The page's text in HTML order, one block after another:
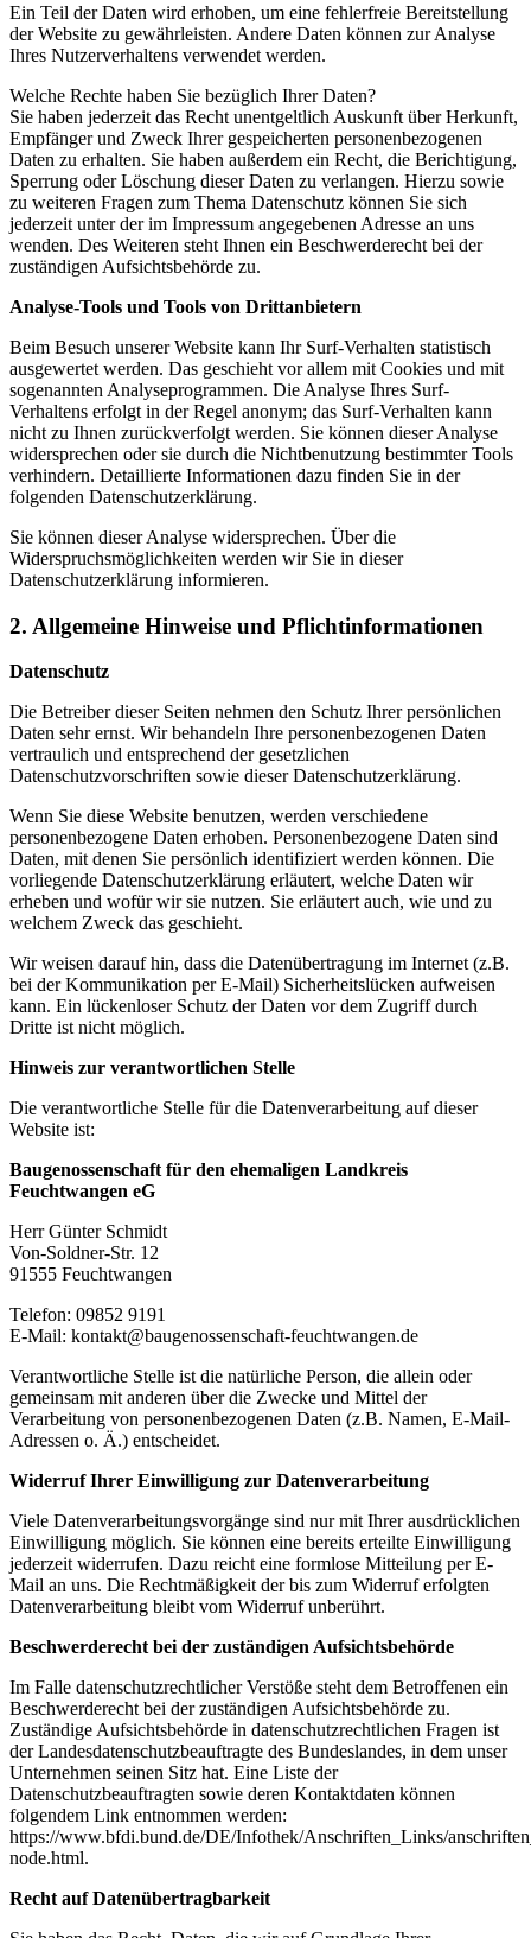
Ein Teil der Daten wird erhoben, um eine fehlerfreie Bereitstellung
der Website zu gewährleisten. Andere Daten können zur Analyse
Ihres Nutzerverhaltens verwendet werden.
Welche Rechte haben Sie bezüglich Ihrer Daten?
Sie haben jederzeit das Recht unentgeltlich Auskunft über Herkunft,
Empfänger und Zweck Ihrer gespeicherten personenbezogenen
Daten zu erhalten. Sie haben außerdem ein Recht, die Berichtigung,
Sperrung oder Löschung dieser Daten zu verlangen. Hierzu sowie
zu weiteren Fragen zum Thema Datenschutz können Sie sich
jederzeit unter der im Impressum angegebenen Adresse an uns
wenden. Des Weiteren steht Ihnen ein Beschwerderecht bei der
zuständigen Aufsichtsbehörde zu.
Analyse-Tools und Tools von Drittanbietern
Beim Besuch unserer Website kann Ihr Surf-Verhalten statistisch
ausgewertet werden. Das geschieht vor allem mit Cookies und mit
sogenannten Analyseprogrammen. Die Analyse Ihres Surf-
Verhaltens erfolgt in der Regel anonym; das Surf-Verhalten kann
nicht zu Ihnen zurückverfolgt werden. Sie können dieser Analyse
widersprechen oder sie durch die Nichtbenutzung bestimmter Tools
verhindern. Detaillierte Informationen dazu finden Sie in der
folgenden Datenschutzerklärung.
Sie können dieser Analyse widersprechen. Über die
Widerspruchsmöglichkeiten werden wir Sie in dieser
Datenschutzerklärung informieren.
2. Allgemeine Hinweise und Pflichtinformationen
Datenschutz
Die Betreiber dieser Seiten nehmen den Schutz Ihrer persönlichen
Daten sehr ernst. Wir behandeln Ihre personenbezogenen Daten
vertraulich und entsprechend der gesetzlichen
Datenschutzvorschriften sowie dieser Datenschutzerklärung.
Wenn Sie diese Website benutzen, werden verschiedene
personenbezogene Daten erhoben. Personenbezogene Daten sind
Daten, mit denen Sie persönlich identifiziert werden können. Die
vorliegende Datenschutzerklärung erläutert, welche Daten wir
erheben und wofür wir sie nutzen. Sie erläutert auch, wie und zu
welchem Zweck das geschieht.
Wir weisen darauf hin, dass die Datenübertragung im Internet (z.B.
bei der Kommunikation per E-Mail) Sicherheitslücken aufweisen
kann. Ein lückenloser Schutz der Daten vor dem Zugriff durch
Dritte ist nicht möglich.
Hinweis zur verantwortlichen Stelle
Die verantwortliche Stelle für die Datenverarbeitung auf dieser
Website ist:
Baugenossenschaft für den ehemaligen Landkreis
Feuchtwangen eG
Herr Günter Schmidt
Von-Soldner-Str. 12
91555 Feuchtwangen
Telefon: 09852 9191
E-Mail: kontakt@baugenossenschaft-feuchtwangen.de
Verantwortliche Stelle ist die natürliche Person, die allein oder
gemeinsam mit anderen über die Zwecke und Mittel der
Verarbeitung von personenbezogenen Daten (z.B. Namen, E-Mail-
Adressen o. Ä.) entscheidet.
Widerruf Ihrer Einwilligung zur Datenverarbeitung
Viele Datenverarbeitungsvorgänge sind nur mit Ihrer ausdrücklichen
Einwilligung möglich. Sie können eine bereits erteilte Einwilligung
jederzeit widerrufen. Dazu reicht eine formlose Mitteilung per E-
Mail an uns. Die Rechtmäßigkeit der bis zum Widerruf erfolgten
Datenverarbeitung bleibt vom Widerruf unberührt.
Beschwerderecht bei der zuständigen Aufsichtsbehörde
Im Falle datenschutzrechtlicher Verstöße steht dem Betroffenen ein
Beschwerderecht bei der zuständigen Aufsichtsbehörde zu.
Zuständige Aufsichtsbehörde in datenschutzrechtlichen Fragen ist
der Landesdatenschutzbeauftragte des Bundeslandes, in dem unser
Unternehmen seinen Sitz hat. Eine Liste der
Datenschutzbeauftragten sowie deren Kontaktdaten können
folgendem Link entnommen werden:
https://www.bfdi.bund.de/DE/Infothek/Anschriften_Links/
node.html.
Recht auf Datenübertragbarkeit